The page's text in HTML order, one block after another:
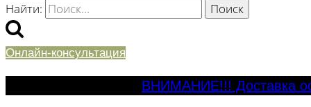
Найти:
Онлайн-консультация
ВНИМАНИЕ!!! Доставка